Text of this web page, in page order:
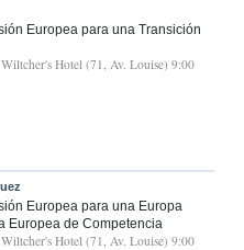
Europea para una Transición
Hotel (71, Av. Louise) 9:00
Europea para una Europa
Europea de Competencia
Hotel (71, Av. Louise) 9:00